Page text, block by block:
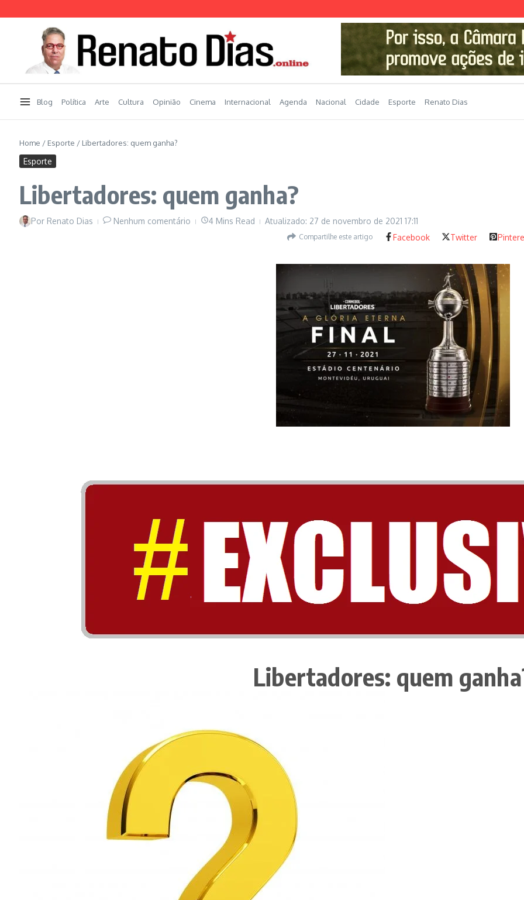
Blog Política Arte Cultura Opinião Cinema Internacional Agenda Nacional Cidade Esporte Renato Dias
Home / Esporte / Libertadores: quem ganha?
Esporte
Libertadores: quem ganha?
Por Renato Dias Nenhum comentário 4 Mins Read Atualizado: 27 de novembro de 2021 17:11
Compartilhe este artigo Facebook Twitter
Libertadores: quem